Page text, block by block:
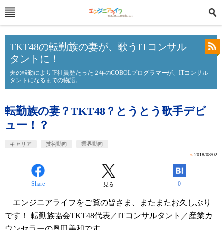
TKT48の転勤族の妻が、歌うITコンサル
タントに！
夫の転勤により正社員歴たった２年のCOBOLプログラマーが、ITコンサル
タントになるまでの物語。
転勤族の妻？TKT48？とうとう歌手デビ
ュー！？
キャリア 技術動向 業界動向
» 2018/08/02
Share 見る 0
エンジニアライフをご覧の皆さま、またまたお久しぶり
です！ 転勤族協会TKT48代表／ITコンサルタント／産業カ
ウンセラーの奥田美和です。